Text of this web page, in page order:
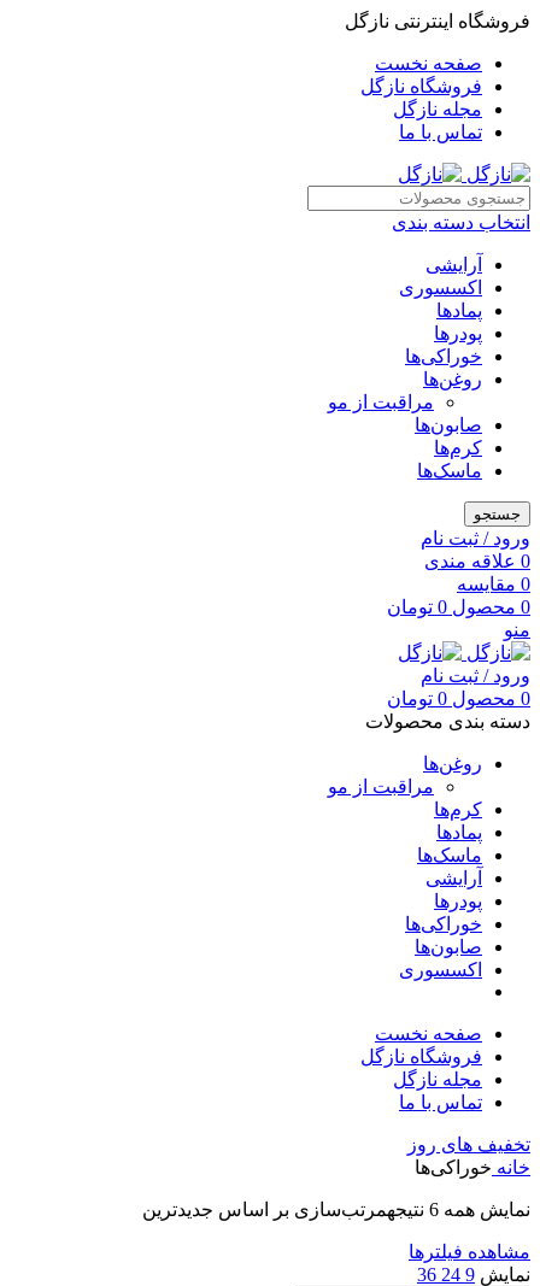
فروشگاه اینترنتی نازگل
صفحه نخست
فروشگاه نازگل
مجله نازگل
تماس با ما
انتخاب دسته بندی
آرایشی
اکسسوری
پمادها
پودرها
خوراکی‌ها
روغن‌ها
مراقبت از مو
صابون‌ها
کرم‌ها
ماسک‌ها
جستجو
ورود / ثبت نام
0 علاقه مندی
0 مقایسه
0 محصول 0 تومان
منو
ورود / ثبت نام
0 محصول 0 تومان
دسته بندی محصولات
روغن‌ها
مراقبت از مو
کرم‌ها
پمادها
ماسک‌ها
آرایشی
پودرها
خوراکی‌ها
صابون‌ها
اکسسوری
صفحه نخست
فروشگاه نازگل
مجله نازگل
تماس با ما
تخفیف های روز
خانه خوراکی‌ها
نمایش همه 6 نتیجه مرتب‌سازی بر اساس جدیدترین
مشاهده فیلترها
نمایش 9
24
36